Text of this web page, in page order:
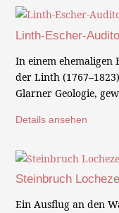
Linth-Escher-
In einem ehemaligen
der Linth
Glarner Geologie,
Details ansehen
Steinbruch
Ein Ausflug an den